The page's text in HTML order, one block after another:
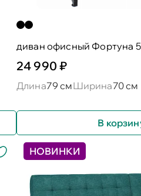
диван офисный Фортуна
24 990 ₽
Длина79 смШирина70 см
В
НОВИНКИ